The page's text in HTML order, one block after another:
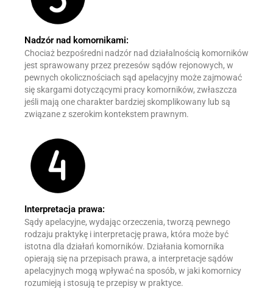
Nadzór nad komornikami:
Chociaż bezpośredni nadzór nad działalnością komorników
jest sprawowany przez prezesów sądów rejonowych, w
pewnych okolicznościach sąd apelacyjny może zajmować
się skargami dotyczącymi pracy komorników, zwłaszcza
jeśli mają one charakter bardziej skomplikowany lub są
związane z szerokim kontekstem prawnym.
Interpretacja prawa:
Sądy apelacyjne, wydając orzeczenia, tworzą pewnego
rodzaju praktykę i interpretację prawa, która może być
istotna dla działań komorników. Działania komornika
opierają się na przepisach prawa, a interpretacje sądów
apelacyjnych mogą wpływać na sposób, w jaki komornicy
rozumieją i stosują te przepisy w praktyce.